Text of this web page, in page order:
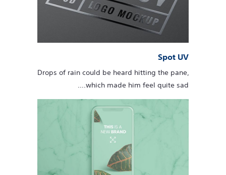
Spot UV
Drops of rain could be heard hitting the pane,
which made him feel quite sad.…